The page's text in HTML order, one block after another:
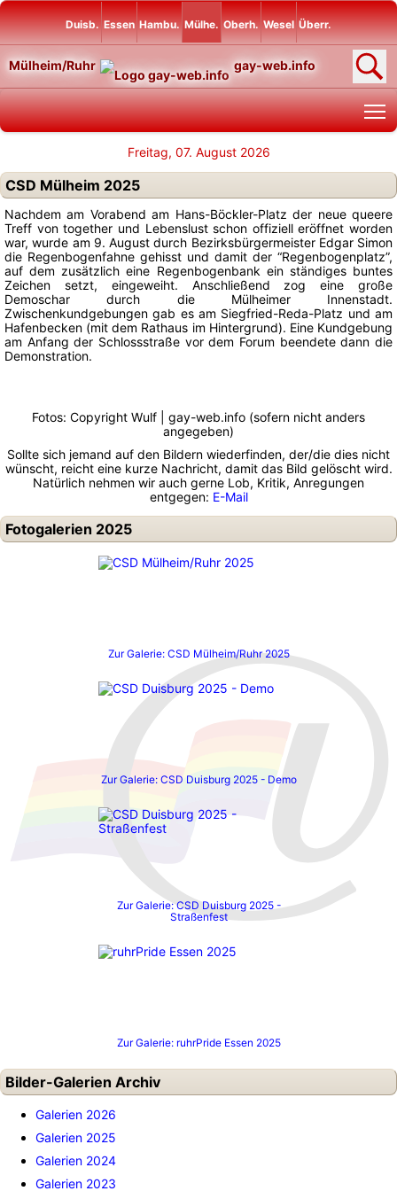
Duisb. Essen Hambu. Mülhe. Oberh. Wesel Überr.
Mülheim/Ruhr gay-web.info
Freitag, 07. August 2026
CSD Mülheim 2025
Nachdem am Vorabend am Hans-Böckler-Platz der neue queere
Treff von together und Lebenslust schon offiziell eröffnet worden
war, wurde am 9. August durch Bezirksbürgermeister Edgar Simon
die Regenbogenfahne gehisst und damit der “Regenbogenplatz”,
auf dem zusätzlich eine Regenbogenbank ein ständiges buntes
Zeichen setzt, eingeweiht. Anschließend zog eine große
Demoschar durch die Mülheimer Innenstadt.
Zwischenkundgebungen gab es am Siegfried-Reda-Platz und am
Hafenbecken (mit dem Rathaus im Hintergrund). Eine Kundgebung
am Anfang der Schlossstraße vor dem Forum beendete dann die
Demonstration.
Fotos: Copyright Wulf | gay-web.info (sofern nicht anders
angegeben)
Sollte sich jemand auf den Bildern wiederfinden, der/die dies nicht
wünscht, reicht eine kurze Nachricht, damit das Bild gelöscht wird.
Natürlich nehmen wir auch gerne Lob, Kritik, Anregungen
entgegen: E-Mail
Fotogalerien 2025
Zur Galerie: CSD Mülheim/Ruhr 2025
Zur Galerie: CSD Duisburg 2025 - Demo
Zur Galerie: CSD Duisburg 2025 -
Straßenfest
Zur Galerie: ruhrPride Essen 2025
Bilder-Galerien Archiv
Galerien 2026
Galerien 2025
Galerien 2024
Galerien 2023